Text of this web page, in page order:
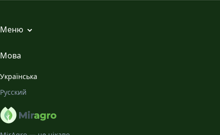
Меню
Всі статті
Галерея
Про нас
Мова
Українська
Русский